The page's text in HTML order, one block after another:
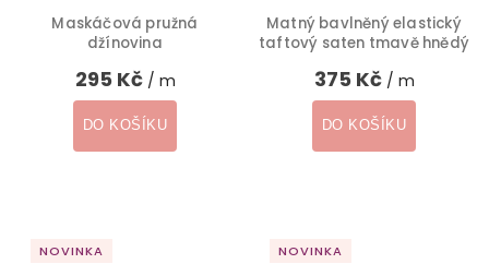
Maskáčová pružná
džínovina
295 Kč / m
DO KOŠÍKU
Matný bavlněný elastický
taftový saten tmavě hnědý
375 Kč / m
DO KOŠÍKU
NOVINKA NOVINKA